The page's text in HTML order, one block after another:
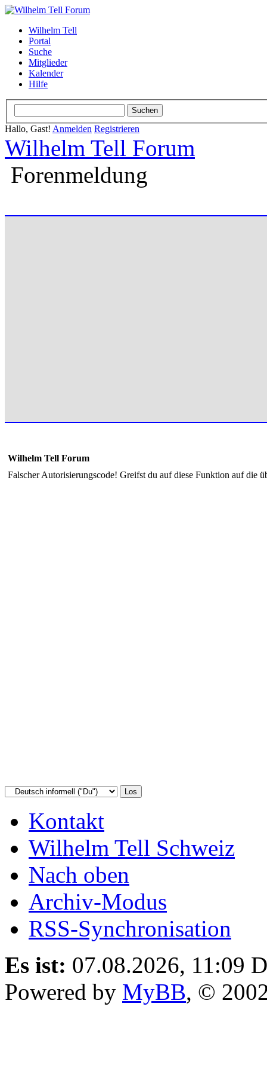
Wilhelm Tell
Portal
Suche
Mitglieder
Kalender
Hilfe
Hallo, Gast! Anmelden Registrieren
Wilhelm Tell Forum
Forenmeldung
Wilhelm Tell Forum
Falscher Autorisierungscode! Greifst du auf diese Funktion auf die
Kontakt
Wilhelm Tell Schweiz
Nach oben
Archiv-Modus
RSS-Synchronisation
Es ist: 07.08.2026, 11:09
Powered by MyBB, ©